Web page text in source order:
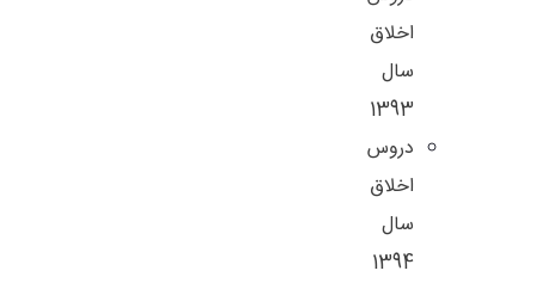
اخلاق
سال
1393
دروس
اخلاق
سال
1394